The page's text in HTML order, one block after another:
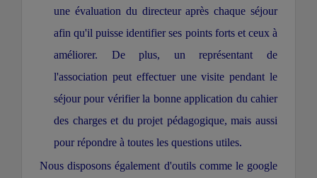
une évaluation du directeur après chaque séjour
afin qu'il puisse identifier ses points forts et ceux à
améliorer. De plus, un représentant de
l'association peut effectuer une visite pendant le
séjour pour vérifier la bonne application du cahier
des charges et du projet pédagogique, mais aussi
pour répondre à toutes les questions utiles.
Nous disposons également d'outils comme le google